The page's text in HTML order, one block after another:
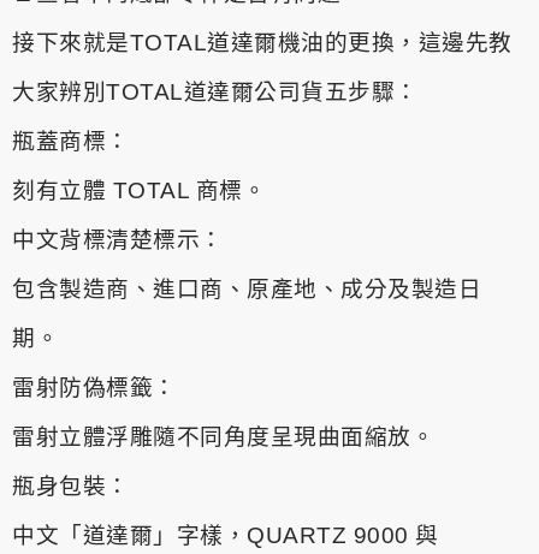
接下來就是TOTAL道達爾機油的更換，這邊先教
大家辨別TOTAL道達爾公司貨五步驟：
瓶蓋商標：
刻有立體 TOTAL 商標。
中文背標清楚標示：
包含製造商、進口商、原產地、成分及製造日
期。
雷射防偽標籤：
雷射立體浮雕隨不同角度呈現曲面縮放。
瓶身包裝：
中文「道達爾」字樣，QUARTZ 9000 與